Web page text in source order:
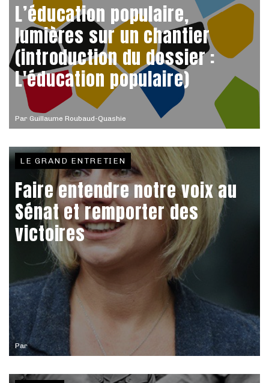
Par Guillaume Roubaud-Quashie
L’éducation populaire,
lumières sur un chantier
(introduction du dossier :
L'éducation populaire)
Par
LE GRAND ENTRETIEN
Faire entendre notre voix au
Sénat et remporter des
victoires